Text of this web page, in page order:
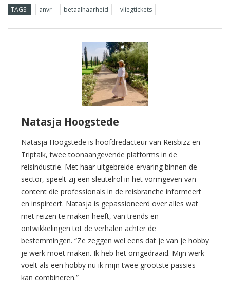
TAGS: anvr betaalhaarheid vliegtickets
Natasja Hoogstede
Natasja Hoogstede is hoofdredacteur van Reisbizz en
Triptalk, twee toonaangevende platforms in de
reisindustrie. Met haar uitgebreide ervaring binnen de
sector, speelt zij een sleutelrol in het vormgeven van
content die professionals in de reisbranche informeert
en inspireert. Natasja is gepassioneerd over alles wat
met reizen te maken heeft, van trends en
ontwikkelingen tot de verhalen achter de
bestemmingen. “Ze zeggen wel eens dat je van je hobby
je werk moet maken. Ik heb het omgedraaid. Mijn werk
voelt als een hobby nu ik mijn twee grootste passies
kan combineren.”